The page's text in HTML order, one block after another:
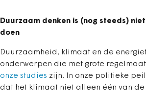
Duurzaam denken is (nog steeds)
doen
Duurzaamheid, klimaat en de
onderwerpen die met grote regelmaat
onze studies zijn. In onze politieke
dat het klimaat niet alleen één van